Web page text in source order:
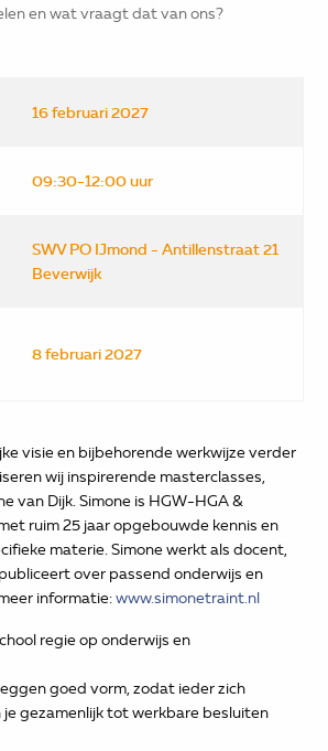
en wat vraagt dat van ons?
16 februari 2027
09:30-12:00 uur
SWV PO IJmond - Antillenstraat 21
Beverwijk
8 februari 2027
visie en bijbehorende werkwijze verder
wij inspirerende masterclasses,
van Dijk. Simone is HGW-HGA &
ruim 25 jaar opgebouwde kennis en
materie. Simone werkt als docent,
over passend onderwijs en
informatie:www.simonetraint.nl
regie op onderwijs en
goed vorm, zodat ieder zich
gezamenlijk tot werkbare besluiten